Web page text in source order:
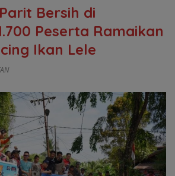
Bersih di
Peserta Ramaikan
Ikan Lele